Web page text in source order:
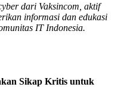
dari Vaksincom, aktif
informasi dan edukasi
IT Indonesia.
Sikap Kritis untuk